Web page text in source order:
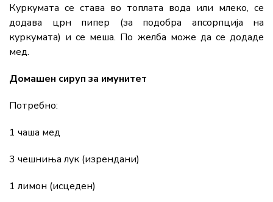
Куркумата се става во топлата вода или млеко, се
додава црн пипер (за подобра апсорпција на
куркумата) и се меша. По желба може да се додаде
мед.
Домашен сируп за имунитет
Потребно:
1 чаша мед
3 чешниња лук (изрендани)
1 лимон (исцеден)